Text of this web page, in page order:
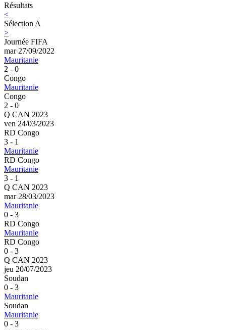
Résultats
<
Sélection A
>
Journée FIFA
mar 27/09/2022
Mauritanie
2 - 0
Congo
Mauritanie
Congo
2 - 0
Q CAN 2023
ven 24/03/2023
RD Congo
3 - 1
Mauritanie
RD Congo
Mauritanie
3 - 1
Q CAN 2023
mar 28/03/2023
Mauritanie
0 - 3
RD Congo
Mauritanie
RD Congo
0 - 3
Q CAN 2023
jeu 20/07/2023
Soudan
0 - 3
Mauritanie
Soudan
Mauritanie
0 - 3